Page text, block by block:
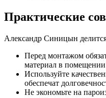
Практические
Александр Синицын
Перед монтажом
материал в
Используйте
обеспечат
Не экономьте на